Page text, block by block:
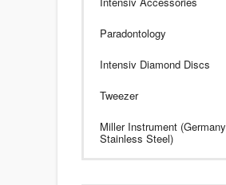
Paradontology
Intensiv Diamond Discs
Tweezer
Miller Instrument (Germany
Stainless Steel)